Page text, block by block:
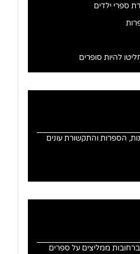
ספרי ילדים
להיות סופרים
הספרות והתקשורת עונים
ממליצים על ספרים